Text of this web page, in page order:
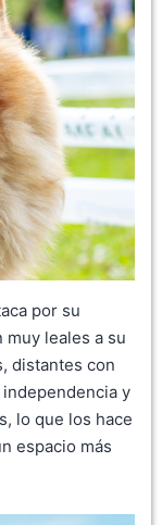
por su
leales a su
distantes con
y
lo que los hace
espacio más